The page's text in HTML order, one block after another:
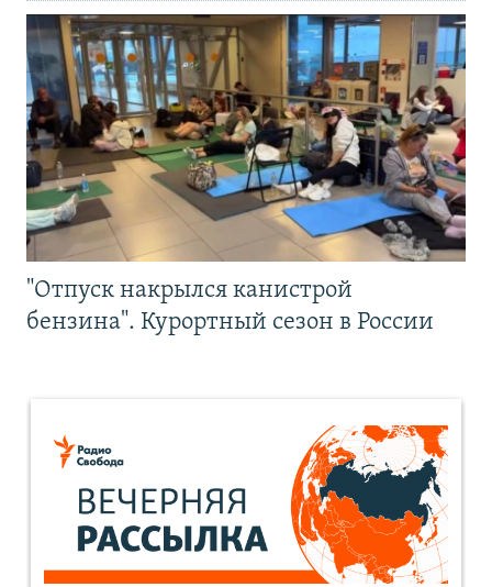
"Отпуск накрылся канистрой
бензина". Курортный сезон в России